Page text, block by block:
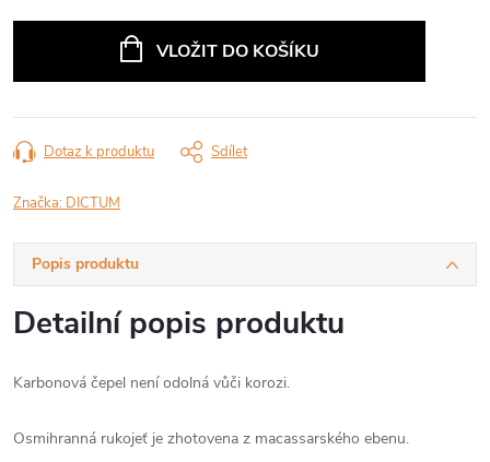
VLOŽIT DO KOŠÍKU
Dotaz k produktu Sdílet
Značka: DICTUM
Popis produktu
Detailní popis produktu
Karbonová čepel není odolná vůči korozi.
Osmihranná rukojeť je zhotovena z macassarského ebenu.